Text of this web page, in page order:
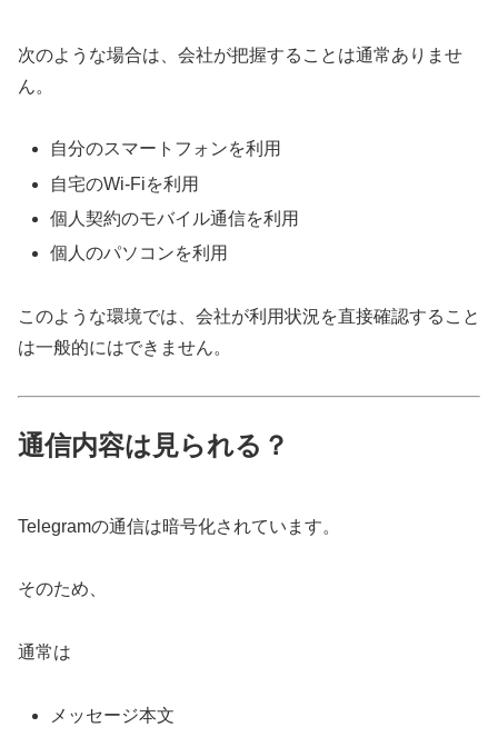
次のような場合は、会社が把握することは通常ありませ
ん。
自分のスマートフォンを利用
自宅のWi-Fiを利用
個人契約のモバイル通信を利用
個人のパソコンを利用
このような環境では、会社が利用状況を直接確認すること
は一般的にはできません。
通信内容は見られる？
Telegramの通信は暗号化されています。
そのため、
通常は
メッセージ本文